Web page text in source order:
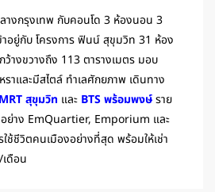
ลางกรุงเทพ กับคอนโด 3 ห้องนอน 3
อยู่กับ โครงการฟินน์ สุขุมวิท 31 ห้อง
างขวางถึง 113 ตารางเมตร มอบ
าและมีสไตล์ ทำเลศักยภาพ เดินทาง
MRT สุขุมวิท และ BTS พร้อมพงษ์ราย
ย่าง EmQuartier, Emporium และ
ช้ชีวิตคนเมืองอย่างที่สุด พร้อมให้เช่า
ดือน